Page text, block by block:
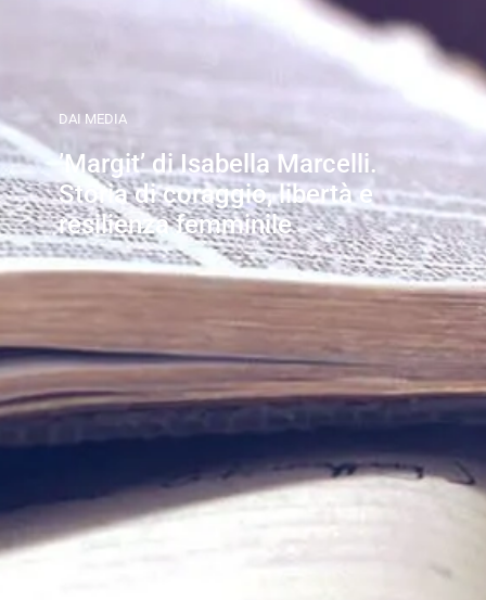
DAI MEDIA
’Margit’ di Isabella Marcelli.
Storia di coraggio, libertà e
resilienza femminile